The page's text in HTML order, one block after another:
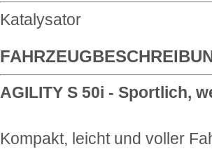
Katalysator
AGILITY S 50i - Sportlich,
Kompakt, leicht und voller